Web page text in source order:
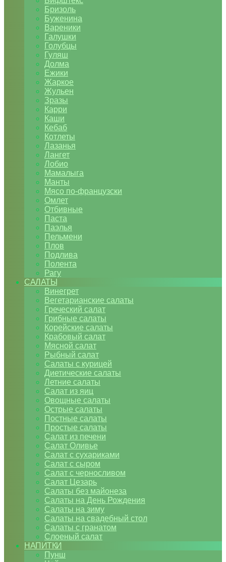
Бризоль
Буженина
Вареники
Галушки
Голубцы
Гуляш
Долма
Ежики
Жаркое
Жульен
Зразы
Карри
Каши
Кебаб
Котлеты
Лазанья
Лангет
Лобио
Мамалыга
Манты
Мясо по-французски
Омлет
Отбивные
Паста
Паэлья
Пельмени
Плов
Подлива
Полента
Рагу
САЛАТЫ
Винегрет
Вегетарианские салаты
Греческий салат
Грибные салаты
Корейские салаты
Крабовый салат
Мясной салат
Рыбный салат
Салаты с курицей
Диетические салаты
Летние салаты
Салат из яиц
Овощные салаты
Острые салаты
Постные салаты
Простые салаты
Салат из печени
Салат Оливье
Салат с сухариками
Салат с сыром
Салат с черносливом
Салат Цезарь
Салаты без майонеза
Салаты на День Рождения
Салаты на зиму
Салаты на свадебный стол
Салаты с гранатом
Слоеный салат
НАПИТКИ
Пунш